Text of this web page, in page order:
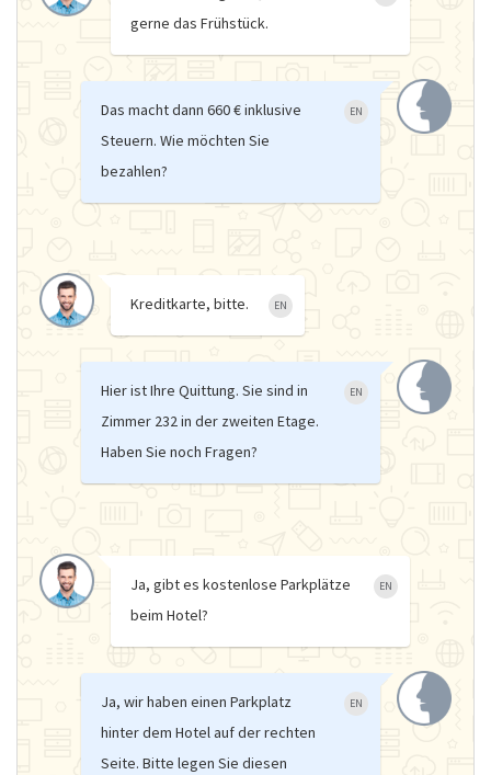
gerne das Frühstück.
Das macht dann 660 € inklusive
Steuern. Wie möchten Sie
bezahlen?
EN
Kreditkarte, bitte. EN
Hier ist Ihre Quittung. Sie sind in
Zimmer 232 in der zweiten Etage.
Haben Sie noch Fragen?
EN
Ja, gibt es kostenlose Parkplätze
beim Hotel?
EN
Ja, wir haben einen Parkplatz
hinter dem Hotel auf der rechten
Seite. Bitte legen Sie diesen
EN